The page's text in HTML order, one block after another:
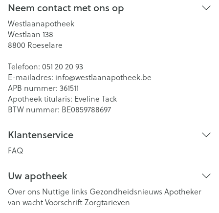
Neem contact met ons op
Westlaanapotheek
Westlaan 138
8800 Roeselare
Telefoon: 051 20 20 93
E-mailadres: info@westlaanapotheek.be
APB nummer: 361511
Apotheek titularis: Eveline Tack
BTW nummer: BE0859788697
Klantenservice
FAQ
Uw apotheek
Over ons Nuttige links Gezondheidsnieuws Apotheker
van wachtVoorschriftZorgtarieven